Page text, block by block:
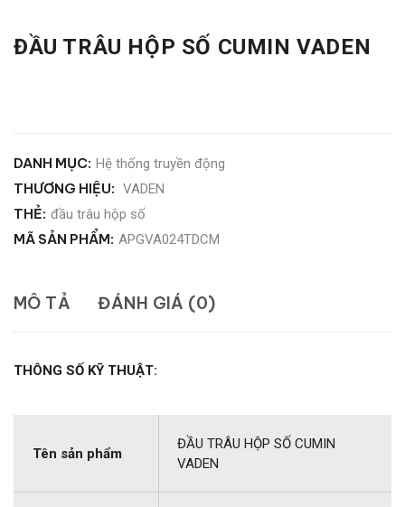
ĐẦU TRÂU HỘP SỐ CUMIN VADEN
DANH MỤC: Hệ thống truyền động
THƯƠNG HIỆU: VADEN
THẺ: đầu trâu hộp số
MÃ SẢN PHẨM: APGVA024TDCM
MÔ TẢ ĐÁNH GIÁ (0)
THÔNG SỐ KỸ THUẬT:
Tên sản phẩm
ĐẦU TRÂU HỘP SỐ CUMIN
VADEN